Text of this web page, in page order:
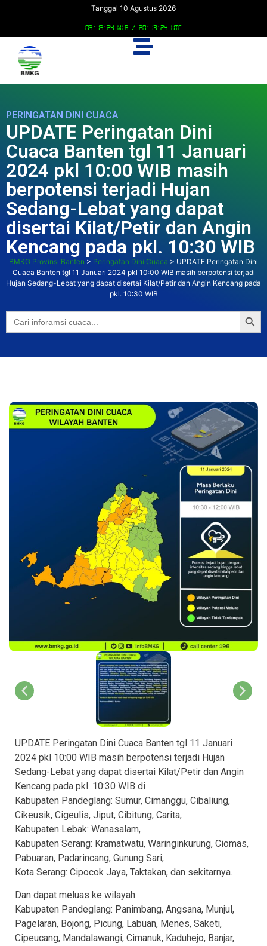
Tanggal 10 Agustus 2026
03:13:25 WIB / 20:13:25 UTC
PERINGATAN DINI CUACA
UPDATE Peringatan Dini
Cuaca Banten tgl 11 Januari
2024 pkl 10:00 WIB masih
berpotensi terjadi Hujan
Sedang-Lebat yang dapat
disertai Kilat/Petir dan Angin
Kencang pada pkl. 10:30 WIB
BMKG Provinsi Banten > Peringatan Dini Cuaca > UPDATE Peringatan Dini
Cuaca Banten tgl 11 Januari 2024 pkl 10:00 WIB masih berpotensi terjadi
Hujan Sedang-Lebat yang dapat disertai Kilat/Petir dan Angin Kencang pada
pkl. 10:30 WIB
Search
for:
UPDATE Peringatan Dini Cuaca Banten tgl 11 Januari
2024 pkl 10:00 WIB masih berpotensi terjadi Hujan
Sedang-Lebat yang dapat disertai Kilat/Petir dan Angin
Kencang pada pkl. 10:30 WIB di
Kabupaten Pandeglang: Sumur, Cimanggu, Cibaliung,
Cikeusik, Cigeulis, Jiput, Cibitung, Carita,
Kabupaten Lebak: Wanasalam,
Kabupaten Serang: Kramatwatu, Waringinkurung, Ciomas,
Pabuaran, Padarincang, Gunung Sari,
Kota Serang: Cipocok Jaya, Taktakan, dan sekitarnya.
Dan dapat meluas ke wilayah
Kabupaten Pandeglang: Panimbang, Angsana, Munjul,
Pagelaran, Bojong, Picung, Labuan, Menes, Saketi,
Cipeucang, Mandalawangi, Cimanuk, Kaduhejo, Banjar,